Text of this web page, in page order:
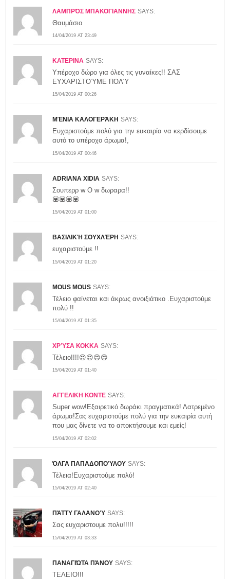
ΛΑΜΠΡΌΣ ΜΠΑΚΟΓΙΑΝΝΗΣ SAYS:
14/04/2019 AT 23:49
Θαυμάσιο
ΚΑΤΕΡΙΝΑ SAYS:
15/04/2019 AT 00:26
Υπέροχο δώρο για όλες τις γυναίκες!! ΣΑΣ
ΕΥΧΑΡΙΣΤΟΎΜΕ ΠΟΛΎ
ΜΈΝΙΑ ΚΑΛΟΓΕΡΆΚΗ SAYS:
15/04/2019 AT 00:46
Ευχαριστούμε πολύ για την ευκαιρία να κερδίσουμε
αυτό το υπέροχο άρωμα!,
ADRIANA XIDIA SAYS:
15/04/2019 AT 01:00
Σουπερρ w O w δωραρα!!
💟💟💟💟
ΒΑΣΙΛΙΚΉ ΣΟΥΧΛΈΡΗ SAYS:
15/04/2019 AT 01:20
ευχαριστούμε !!
MOUS MOUS SAYS:
15/04/2019 AT 01:35
Τέλειο φαίνεται και άκρως ανοιξιάτικο .Ευχαριστούμε
πολύ !!
ΧΡΎΣΑ ΚΟΚΚΑ SAYS:
15/04/2019 AT 01:40
Τέλειο!!!!😍😍😍😍
ΑΓΓΕΛΙΚΗ ΚΟΝΤΕ SAYS:
15/04/2019 AT 02:02
Super wow!Εξαιρετικό δωράκι πραγματικά! Λατρεμένο
άρωμα!Σας ευχαριστούμε πολύ για την ευκαιρία αυτή
που μας δίνετε να το αποκτήσουμε και εμείς!
ΌΛΓΑ ΠΑΠΑΔΟΠΟΎΛΟΥ SAYS:
15/04/2019 AT 02:40
Τέλεια!Ευχαριστούμε πολύ!
ΠΆΤΤΥ ΓΑΛΑΝΟΎ SAYS:
15/04/2019 AT 03:33
Σας ευχαριστουμε πολυ!!!!!
ΠΑΝΑΓΙΏΤΑ ΠΆΝΟΥ SAYS:
ΤΕΛΕΙΟ!!!